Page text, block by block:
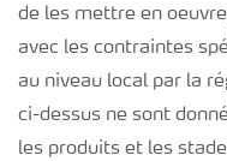
de les mettre en
avec les contraintes
au niveau local par la
ci-dessus ne sont
les produits et les